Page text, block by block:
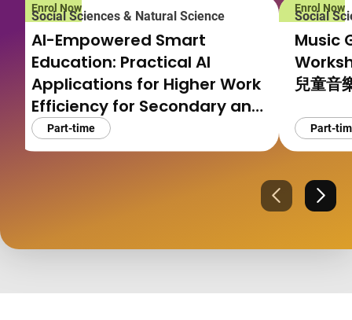
Enrol Now
Social Sciences & Natural Science
AI-Empowered Smart
Education: Practical AI
Applications for Higher Work
Efficiency for Secondary and
Tertiary Teachers
AI 賦能智慧教育：中學及大專院
Part-time
Enrol Now
Social
Music
兒童音
Part-
PreviousNext